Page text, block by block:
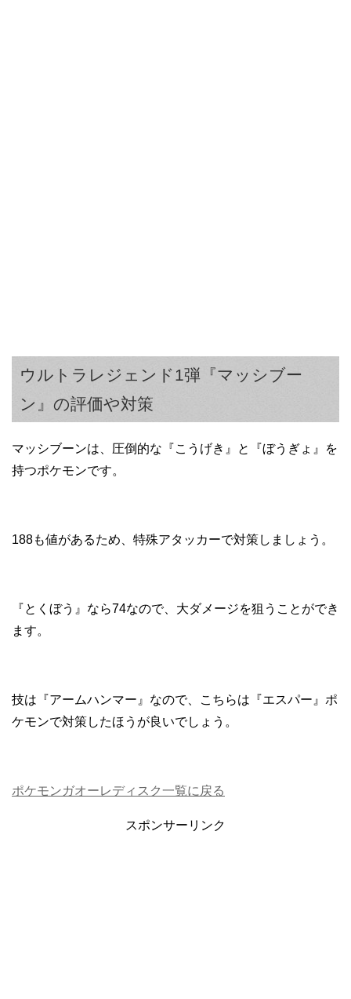
ウルトラレジェンド1弾『マッシブー
ン』の評価や対策
マッシブーンは、圧倒的な『こうげき』と『ぼうぎょ』を
持つポケモンです。
188も値があるため、特殊アタッカーで対策しましょう。
『とくぼう』なら74なので、大ダメージを狙うことができ
ます。
技は『アームハンマー』なので、こちらは『エスパー』ポ
ケモンで対策したほうが良いでしょう。
ポケモンガオーレディスク一覧に戻る
スポンサーリンク